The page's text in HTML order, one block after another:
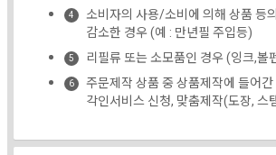
소비자의 사용/소비에 의해 상품 등
감소한 경우 (예 : 만년필 주입등)
리필류 또는 소모품인 경우 (잉크,볼
주문제작 상품 중 상품제작에 들어
각인서비스 신청, 맞춤제작(도장, 스